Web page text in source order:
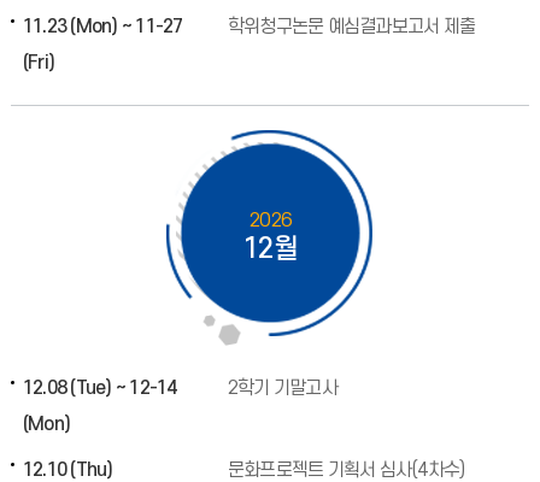
11.23 (Mon) ~ 11-27
(Fri)
학위청구논문 예심결과보고서 제출
2026
12월
12.08 (Tue) ~ 12-14
(Mon)
2학기 기말고사
12.10 (Thu) 문화프로젝트 기획서 심사(4차수)